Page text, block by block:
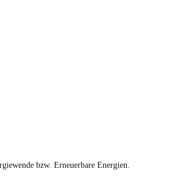
bzw. Erneuerbare Energien.